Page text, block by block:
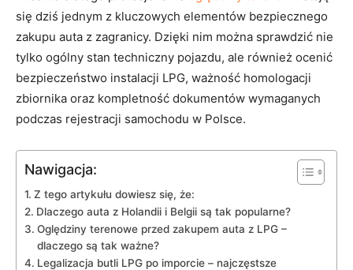
się dziś jednym z kluczowych elementów bezpiecznego
zakupu auta z zagranicy. Dzięki nim można sprawdzić nie
tylko ogólny stan techniczny pojazdu, ale również ocenić
bezpieczeństwo instalacji LPG, ważność homologacji
zbiornika oraz kompletność dokumentów wymaganych
podczas rejestracji samochodu w Polsce.
Nawigacja:
Z tego artykułu dowiesz się, że:
Dlaczego auta z Holandii i Belgii są tak popularne?
Oględziny terenowe przed zakupem auta z LPG –
dlaczego są tak ważne?
Legalizacja butli LPG po imporcie – najczęstsze